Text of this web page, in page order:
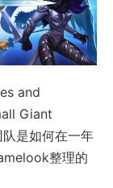
and
Giant
是如何在一年
整理的